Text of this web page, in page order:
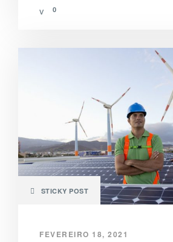
0
STICKY POST
FEVEREIRO 18, 2021